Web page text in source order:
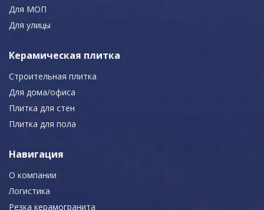
Для МОП
Для улицы
Керамическая плитка
Строительная плитка
Для дома/офиса
Плитка для стен
Плитка для пола
Навигация
О компании
Логистика
Резка керамогранита